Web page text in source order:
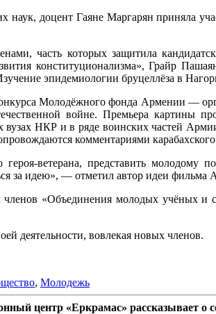
наук, доцент Гаяне Маргарян приняла
часть которых защитила
конституционализма», Грайр
эпидемиологии бруцеллёза в
Молодёжного фонда Армении —
войне. Премьера картины
вузах НКР и в ряде воинских частей
комментариями
героя-ветерана, представить
за идею», — отметил автор идеи
«Объединения молодых учёных и
деятельности, вовлекая новых членов.
, Молодежь
центр «Еркрамас» рассказывает